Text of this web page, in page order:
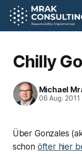
Chilly
Michael
06 Aug. 2011
Über Gonzales
schon öfter hier